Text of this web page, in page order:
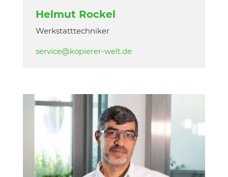
Helmut Rockel
Werkstatttechniker
service@kopierer-welt.de